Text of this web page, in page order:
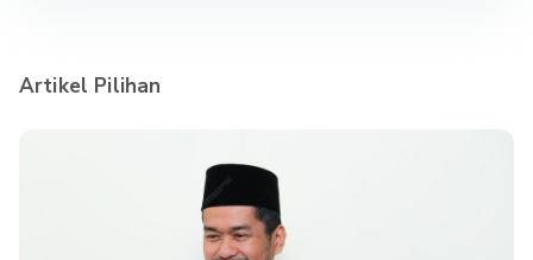
Artikel Pilihan